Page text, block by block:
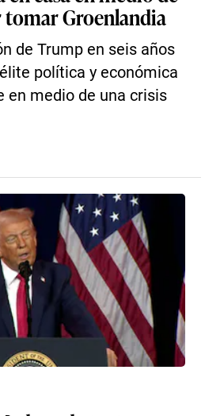
Groenlandia
de Trump en seis años
política y económica
en medio de una crisis